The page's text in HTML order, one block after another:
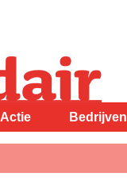
Actie Bedrijven